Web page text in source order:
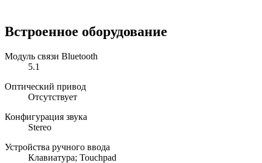
Встроенное оборудование
Модуль связи Bluetooth
5.1
Оптический привод
Отсутствует
Конфигурация звука
Stereo
Устройства ручного ввода
Клавиатура; Touchpad